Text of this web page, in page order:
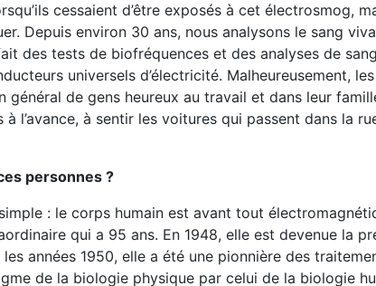
cessaient d’être exposés à cet électrosmog,
Depuis environ 30 ans, nous analysons le sang
des tests de biofréquences et des analyses de
universels d’électricité. Malheureusement,
général de gens heureux au travail et dans leur
l’avance, à sentir les voitures qui passent dans la
personnes ?
: le corps humain est avant tout
qui a 95 ans. En 1948, elle est devenue la
années 1950, elle a été une pionnière des
de la biologie physique par celui de la biologie